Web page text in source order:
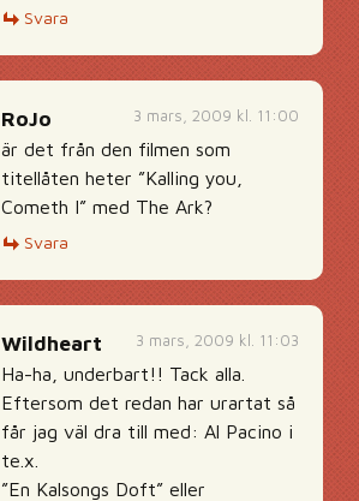
Svara
3 mars, 2009 kl. 11:00
RoJo
är det från den filmen som
titellåten heter ”Kalling you,
Cometh I” med The Ark?
Svara
3 mars, 2009 kl. 11:03
Wildheart
Ha-ha, underbart!! Tack alla.
Eftersom det redan har urartat så
får jag väl dra till med: Al Pacino i
te.x.
”En Kalsongs Doft” eller